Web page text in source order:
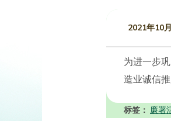
2021年10
为进一步
造业诚信
标签： 廉署